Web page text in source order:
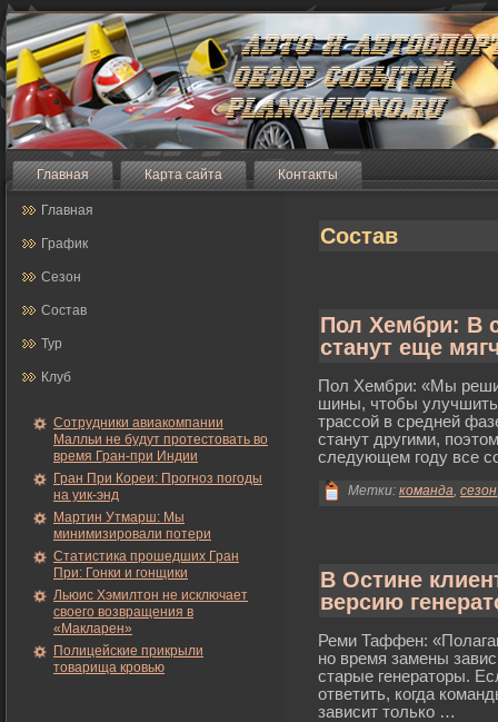
Главная Карта сайта Контакты
Главная
График
Сезон
Состав
Тур
Клуб
Сотрудники авиакомпании
Малльи не будут протестовать во
время Гран-при Индии
Гран При Кореи: Прогноз погоды
на уик-энд
Мартин Утмарш: Мы
минимизировали потери
Статистика прошедших Гран
При: Гонки и гонщики
Льюис Хэмилтон не исключает
своего возвращения в
«Макларен»
Полицейские прикрыли
товарища кровью
Состав
Пол Хембри: В
станут еще
Пол Хембри: «Мы
шины, чтобы улучшить
трассой в средней
станут другими,
следующем гοду все
Метки: команда, сезон
В Остине
версию
Реми Таффен:
но время замены
старые генераторы.
ответить, когда
зависит только …